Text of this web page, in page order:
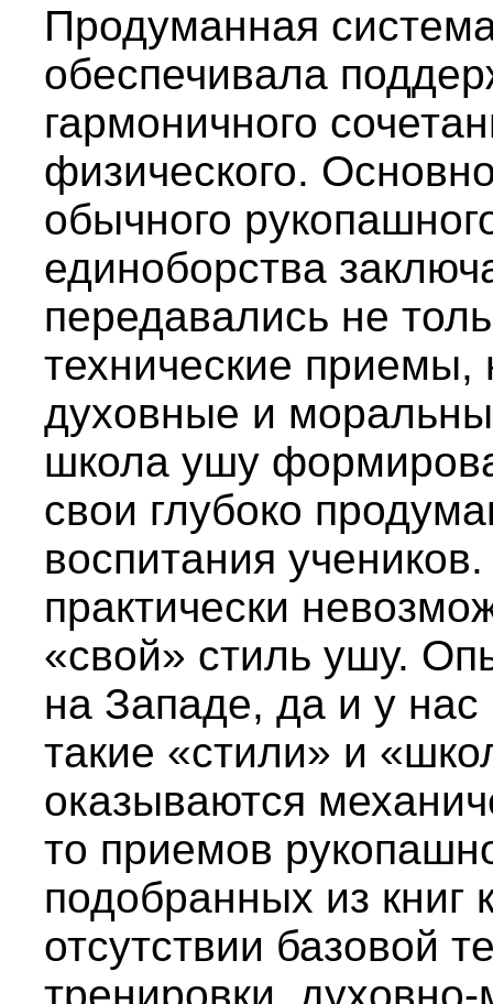
Продуманная
обеспечивала
гармоничного
физического.
обычного
единоборства
передавались не
технические приемы,
духовные и
школа ушу
свои глубоко
воспитания
практически
«свой» стиль ушу.
на Западе, да и у нас
такие «стили» и
оказываются
то приемов
подобранных из книг
отсутствии базовой
тренировки,